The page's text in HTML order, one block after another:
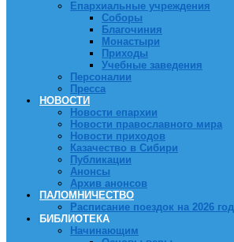
Епархиальные учреждения
Соборы
Благочиния
Монастыри
Приходы
Учебные заведения
Персоналии
Пресса
НОВОСТИ
Новости епархии
Новости православного мира
Новости приходов
Казачество в Сибири
Публикации
Анонсы
Архив анонсов
ПАЛОМНИЧЕСТВО
Расписание поездок на 2026 год
БИБЛИОТЕКА
Начинающим